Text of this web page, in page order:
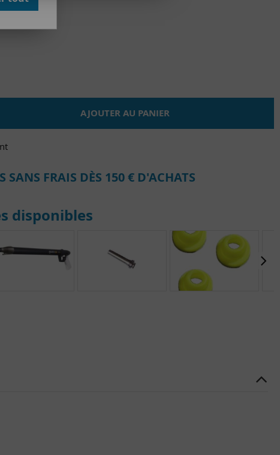
stock
AJOUTER AU PANIER
SANS FRAIS DÈS 150 € D'ACHATS
disponibles